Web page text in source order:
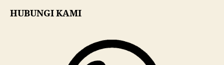
HUBUNGI KAMI